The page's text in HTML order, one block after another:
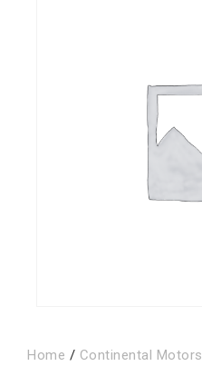
Home / Continental Motors